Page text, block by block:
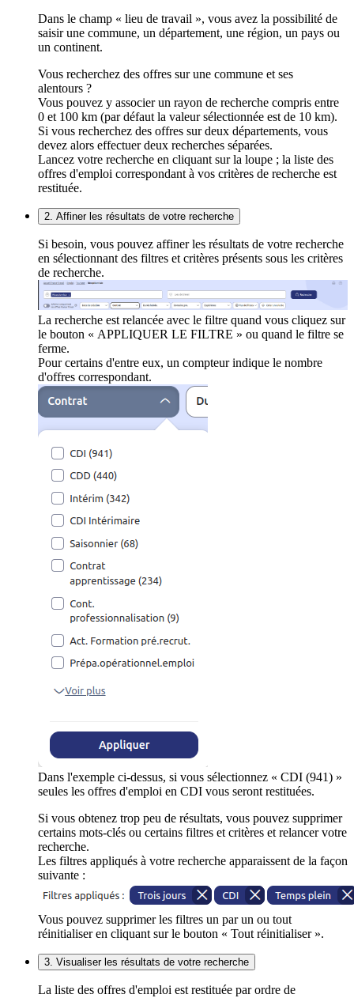
Dans le champ « lieu de travail », vous avez la possibilité de
saisir une commune, un département, une région, un pays ou
un continent.
Vous recherchez des offres sur une commune et ses
alentours ?
Vous pouvez y associer un rayon de recherche compris entre
0 et 100 km (par défaut la valeur sélectionnée est de 10 km).
Si vous recherchez des offres sur deux départements, vous
devez alors effectuer deux recherches séparées.
Lancez votre recherche en cliquant sur la loupe ; la liste des
offres d'emploi correspondant à vos critères de recherche est
restituée.
2. Affiner les résultats de votre recherche
Si besoin, vous pouvez affiner les résultats de votre recherche
en sélectionnant des filtres et critères présents sous les critères
de recherche.
La recherche est relancée avec le filtre quand vous cliquez sur
le bouton « APPLIQUER LE FILTRE » ou quand le filtre se
ferme.
Pour certains d'entre eux, un compteur indique le nombre
d'offres correspondant.
Dans l'exemple ci-dessus, si vous sélectionnez « CDI (941) »
seules les offres d'emploi en CDI vous seront restituées.
Si vous obtenez trop peu de résultats, vous pouvez supprimer
certains mots-clés ou certains filtres et critères et relancer votre
recherche.
Les filtres appliqués à votre recherche apparaissent de la façon
suivante :
Vous pouvez supprimer les filtres un par un ou tout
réinitialiser en cliquant sur le bouton « Tout réinitialiser ».
3. Visualiser les résultats de votre recherche
La liste des offres d'emploi est restituée par ordre de